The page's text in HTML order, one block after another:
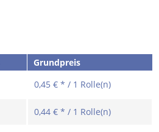
Grundpreis
0,45 € * / 1 Rolle(n)
0,44 € * / 1 Rolle(n)